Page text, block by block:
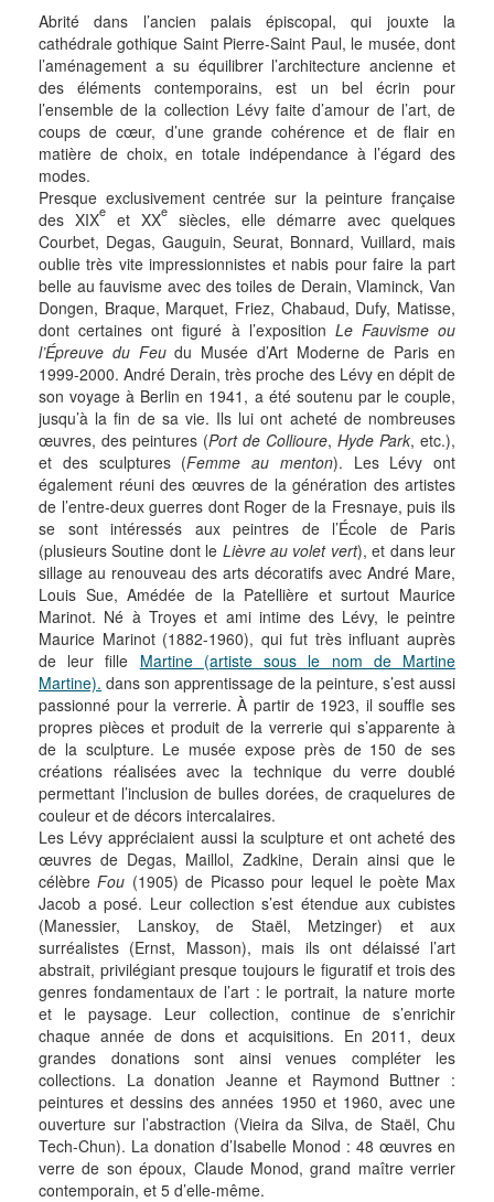
Abrité dans l’ancien palais épiscopal, qui jouxte la
cathédrale gothique Saint Pierre-Saint Paul, le musée, dont
l’aménagement a su équilibrer l’architecture ancienne et
des éléments contemporains, est un bel écrin pour
l’ensemble de la collection Lévy faite d’amour de l’art, de
coups de cœur, d’une grande cohérence et de flair en
matière de choix, en totale indépendance à l’égard des
modes.
Presque exclusivement centrée sur la peinture française
des XIXe et XXe
siècles, elle démarre avec quelques
Courbet, Degas, Gauguin, Seurat, Bonnard, Vuillard, mais
oublie très vite impressionnistes et nabis pour faire la part
belle au fauvisme avec des toiles de Derain, Vlaminck, Van
Dongen, Braque, Marquet, Friez, Chabaud, Dufy, Matisse,
dont certaines ont figuré à l’exposition Le Fauvisme ou
l’Épreuve du Feudu Musée d’Art Moderne de Paris en
1999-2000. André Derain, très proche des Lévy en dépit de
son voyage à Berlin en 1941, a été soutenu par le couple,
jusqu’à la fin de sa vie. Ils lui ont acheté de nombreuses
œuvres, des peintures (Port de Collioure, Hyde Park, etc.),
et des sculptures (Femme au menton). Les Lévy ont
également réuni des œuvres de la génération des artistes
de l’entre-deux guerres dont Roger de la Fresnaye, puis ils
se sont intéressés aux peintres de l’École de Paris
(plusieurs Soutine dont le Lièvre au volet vert), et dans leur
sillage au renouveau des arts décoratifs avec André Mare,
Louis Sue, Amédée de la Patellière et surtout Maurice
Marinot. Né à Troyes et ami intime des Lévy, le peintre
Maurice Marinot (1882-1960), qui fut très influant auprès
de leur fille Martine (artiste sous le nom de Martine
Martine). dans son apprentissage de la peinture, s’est aussi
passionné pour la verrerie. À partir de 1923, il souffle ses
propres pièces et produit de la verrerie qui s’apparente à
de la sculpture. Le musée expose près de 150 de ses
créations réalisées avec la technique du verre doublé
permettant l’inclusion de bulles dorées, de craquelures de
couleur et de décors intercalaires.
Les Lévy appréciaient aussi la sculpture et ont acheté des
œuvres de Degas, Maillol, Zadkine, Derain ainsi que le
célèbreFou (1905) de Picasso pour lequel le poète Max
Jacob a posé. Leur collection s’est étendue aux cubistes
(Manessier, Lanskoy, de Staël, Metzinger) et aux
surréalistes (Ernst, Masson), mais ils ont délaissé l’art
abstrait, privilégiant presque toujours le figuratif et trois des
genres fondamentaux de l’art : le portrait, la nature morte
et le paysage. Leur collection, continue de s’enrichir
chaque année de dons et acquisitions. En 2011, deux
grandes donations sont ainsi venues compléter les
collections. La donation Jeanne et Raymond Buttner :
peintures et dessins des années 1950 et 1960, avec une
ouverture sur l’abstraction (Vieira da Silva, de Staël, Chu
Tech-Chun). La donation d’Isabelle Monod : 48 œuvres en
verre de son époux, Claude Monod, grand maître verrier
contemporain, et 5 d’elle-même.